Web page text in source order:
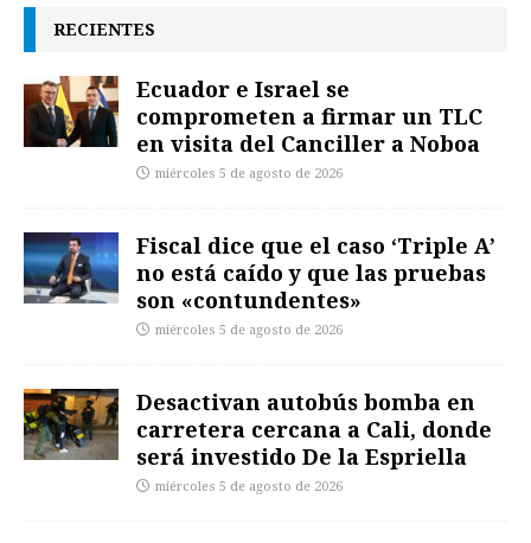
RECIENTES
Ecuador e Israel se
comprometen a firmar un TLC
en visita del Canciller a Noboa
miércoles 5 de agosto de 2026
Fiscal dice que el caso ‘Triple A’
no está caído y que las pruebas
son «contundentes»
miércoles 5 de agosto de 2026
Desactivan autobús bomba en
carretera cercana a Cali, donde
será investido De la Espriella
miércoles 5 de agosto de 2026